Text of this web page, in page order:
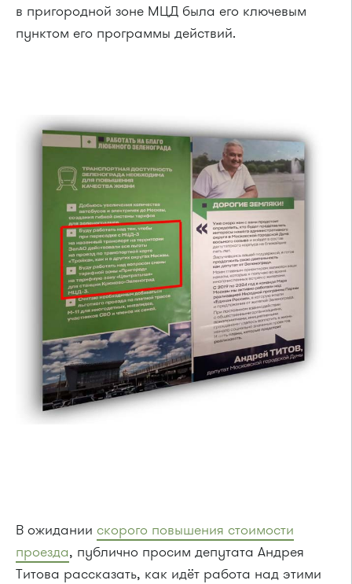
в пригородной зоне МЦД была его ключевым
пунктом его программы действий.
В ожидании скорого повышения стоимости
проезда, публично просим депутата Андрея
Титова рассказать, как идёт работа над этими